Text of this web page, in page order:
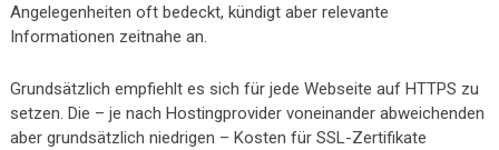
Angelegenheiten oft bedeckt, kündigt aber relevante
Informationen zeitnahe an.
Grundsätzlich empfiehlt es sich für jede Webseite auf HTTPS zu
setzen. Die – je nach Hostingprovider voneinander abweichenden
aber grundsätzlich niedrigen – Kosten für SSL-Zertifikate